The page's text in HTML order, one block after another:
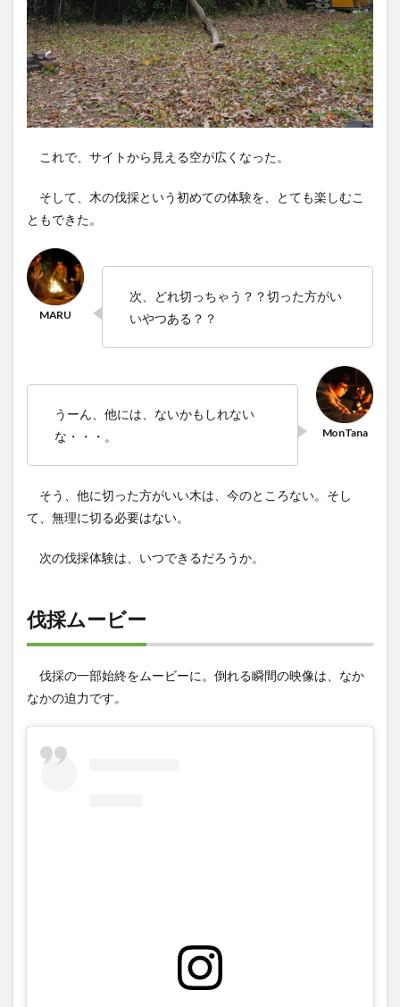
これで、サイトから見える空が広くなった。
そして、木の伐採という初めての体験を、とても楽しむこ
ともできた。
次、どれ切っちゃう？？切った方がい
いやつある？？
うーん、他には、ないかもしれない
な・・・。
そう、他に切った方がいい木は、今のところない。そし
て、無理に切る必要はない。
次の伐採体験は、いつできるだろうか。
伐採ムービー
伐採の一部始終をムービーに。倒れる瞬間の映像は、なか
なかの迫力です。